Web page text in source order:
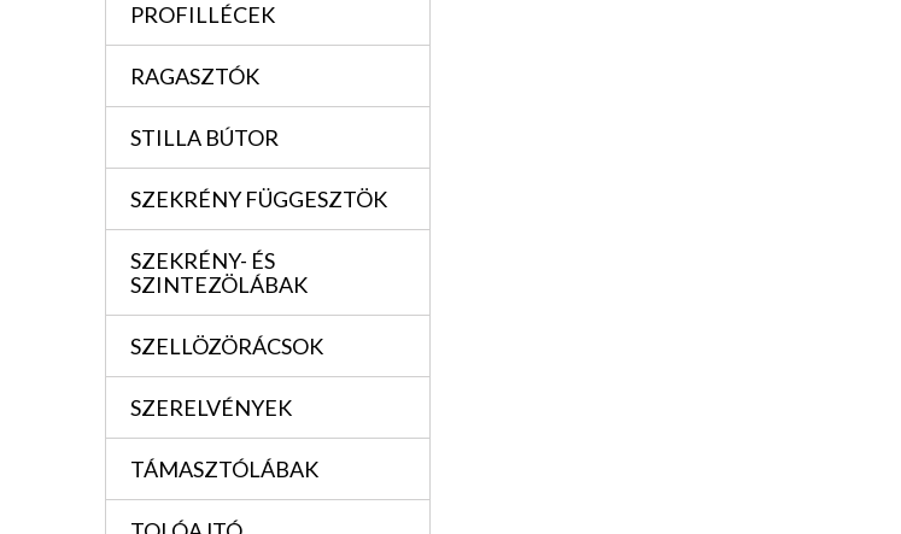
PROFILLÉCEK
RAGASZTÓK
STILLA BÚTOR
SZEKRÉNY FÜGGESZTÖK
SZEKRÉNY- ÉS
SZINTEZÖLÁBAK
SZELLÖZÖRÁCSOK
SZERELVÉNYEK
TÁMASZTÓLÁBAK